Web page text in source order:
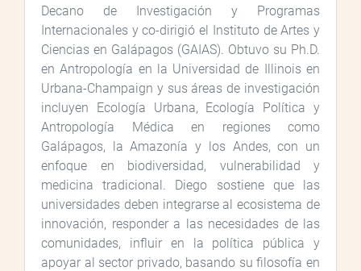
Decano de Investigación y Programas
Internacionales y co-dirigió el Instituto de Artes y
Ciencias en Galápagos (GAIAS). Obtuvo su Ph.D.
en Antropología en la Universidad de Illinois en
Urbana-Champaign y sus áreas de investigación
incluyen Ecología Urbana, Ecología Política y
Antropología Médica en regiones como
Galápagos, la Amazonía y los Andes, con un
enfoque en biodiversidad, vulnerabilidad y
medicina tradicional. Diego sostiene que las
universidades deben integrarse al ecosistema de
innovación, responder a las necesidades de las
comunidades, influir en la política pública y
apoyar al sector privado, basando su filosofía en